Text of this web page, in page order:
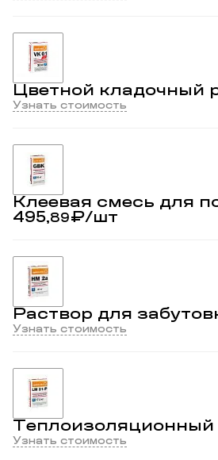
Цветной кладочный
Узнать стоимость
Клеевая смесь для
495,89₽/шт
Раствор для
Узнать стоимость
Теплоизоляционный
Узнать стоимость